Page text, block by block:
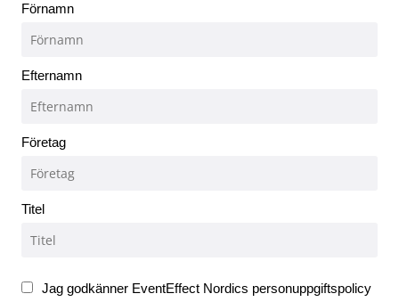
Förnamn
Efternamn
Företag
Titel
Jag godkänner EventEffect Nordics personuppgiftspolicy